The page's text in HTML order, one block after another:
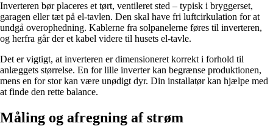
Inverteren bør placeres et tørt, ventileret sted – typisk i bryggerset,
garagen eller tæt på el-tavlen. Den skal have fri luftcirkulation for at
undgå overophedning. Kablerne fra solpanelerne føres til inverteren,
og herfra går der et kabel videre til husets el-tavle.
Det er vigtigt, at inverteren er dimensioneret korrekt i forhold til
anlæggets størrelse. En for lille inverter kan begrænse produktionen,
mens en for stor kan være unødigt dyr. Din installatør kan hjælpe med
at finde den rette balance.
Måling og afregning af strøm